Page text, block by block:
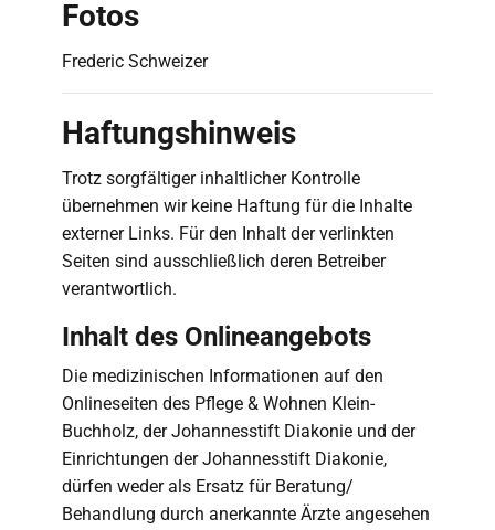
Fotos
Frederic Schweizer
Haftungshinweis
Trotz sorgfältiger inhaltlicher Kontrolle
übernehmen wir keine Haftung für die Inhalte
externer Links. Für den Inhalt der verlinkten
Seiten sind ausschließlich deren Betreiber
verantwortlich.
Inhalt des Onlineangebots
Die medizinischen Informationen auf den
Onlineseiten des Pflege & Wohnen Klein-
Buchholz, der Johannesstift Diakonie und der
Einrichtungen der Johannesstift Diakonie,
dürfen weder als Ersatz für Beratung/
Behandlung durch anerkannte Ärzte angesehen